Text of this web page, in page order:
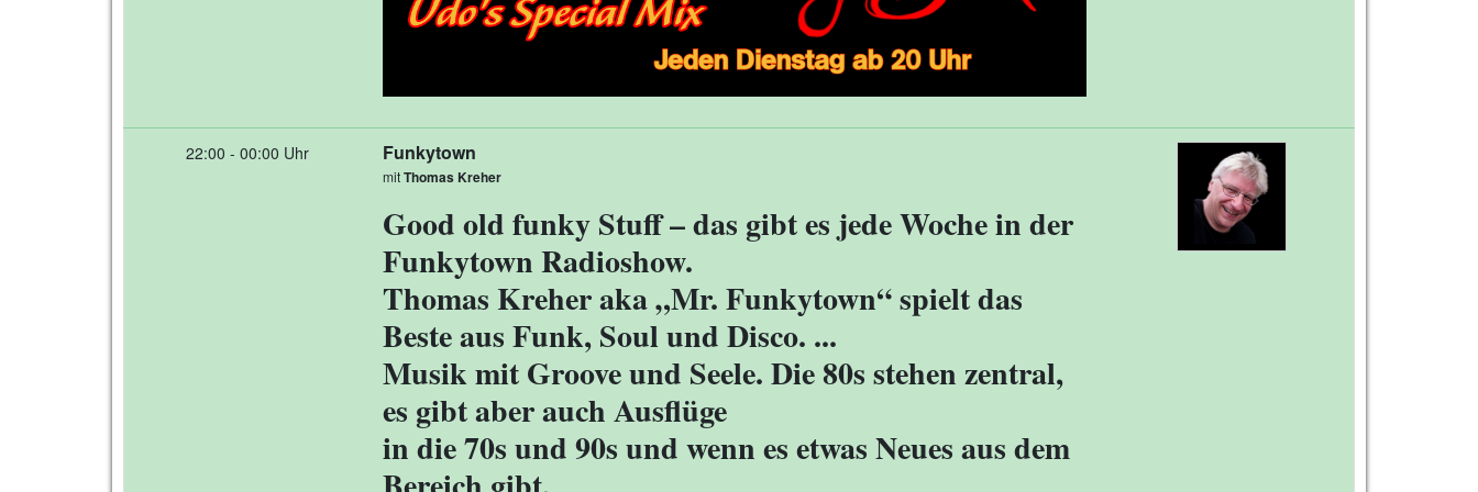
22:00 - 00:00 Uhr Funkytown
mitThomas Kreher
Good old funky Stuff – das gibt es jede Woche in der
Funkytown Radioshow.
Thomas Kreher aka „Mr. Funkytown“ spielt das
Beste aus Funk, Soul und Disco. ...
Musik mit Groove und Seele. Die 80s stehen zentral,
es gibt aber auch Ausflüge
in die 70s und 90s und wenn es etwas Neues aus dem